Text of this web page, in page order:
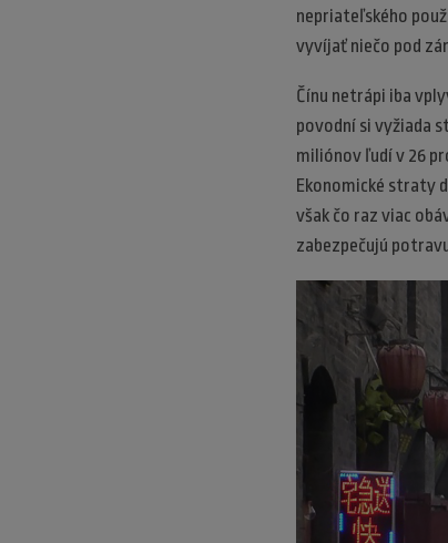
nepriateľského
vyvíjať niečo pod
Čínu netrápi iba
povodní si vyžiada
miliónov ľudí v 26
Ekonomické straty
však čo raz viac
zabezpečujú